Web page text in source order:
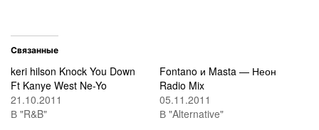
Связанные
keri hilson Knock You Down
Ft Kanye West Ne-Yo
21.10.2011
В "R&B"
Fontano и Masta — Неон
Radio Mix
05.11.2011
В "Alternative"